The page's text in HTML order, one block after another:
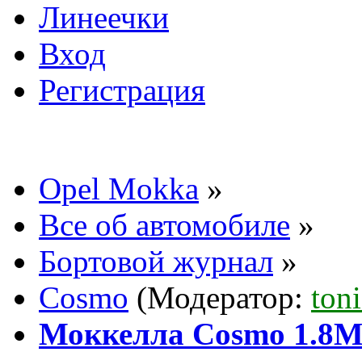
Линеечки
Вход
Регистрация
Opel Mokka »
Все об автомобиле »
Бортовой журнал »
Cosmo (Модератор:
Моккелла Cosmo